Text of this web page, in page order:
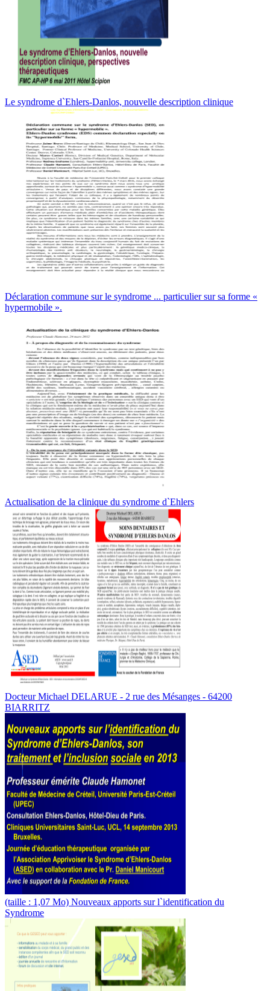
Le syndrome d`Ehlers-Danlos, nouvelle description clinique
Déclaration commune sur le syndrome ... particulier sur sa forme «
hypermobile ».
Actualisation de la clinique du syndrome d`Ehlers
Docteur Michael DELARUE - 2 rue des Mésanges - 64200
BIARRITZ
(taille : 1,07 Mo) Nouveaux apports sur l`identification du
Syndrome